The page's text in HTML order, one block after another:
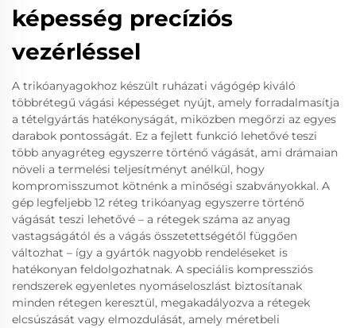
képesség precíziós
vezérléssel
A trikóanyagokhoz készült ruházati vágógép kiváló
többrétegű vágási képességet nyújt, amely forradalmasítja
a tételgyártás hatékonyságát, miközben megőrzi az egyes
darabok pontosságát. Ez a fejlett funkció lehetővé teszi
több anyagréteg egyszerre történő vágását, ami drámaian
növeli a termelési teljesítményt anélkül, hogy
kompromisszumot kötnénk a minőségi szabványokkal. A
gép legfeljebb 12 réteg trikóanyag egyszerre történő
vágását teszi lehetővé – a rétegek száma az anyag
vastagságától és a vágás összetettségétől függően
változhat – így a gyártók nagyobb rendeléseket is
hatékonyan feldolgozhatnak. A speciális kompressziós
rendszerek egyenletes nyomáseloszlást biztosítanak
minden rétegen keresztül, megakadályozva a rétegek
elcsúszását vagy elmozdulását, amely méretbeli